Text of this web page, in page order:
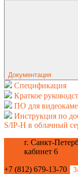
Документация
Спецификация
Краткое
ПО для
Инструкция по
S/IP-H в облачный
г. Санкт-
кабинет 6
+7 (812) 679-13-70